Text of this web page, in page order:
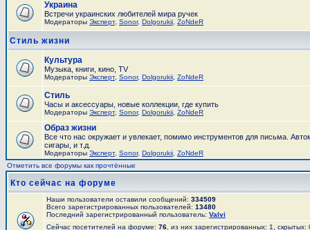
Украина
Встречи украинских любителей мира ручек
Модераторы Эксперт, Sonor, Dolgorukii ZoNdeR
Стиль жизни
Культура
Музыка, книги, кино, TV
Модераторы Эксперт, Sonor, Dolgorukii ZoNdeR
Стиль
Часы и аксесcуары, новые коллекции, где купить
Модераторы Эксперт, Sonor, Dolgorukii ZoNdeR
Образ жизни
Все что нас окружает и увлекает, помимо инструментов для письма.
сигары, и т.д.
Модераторы Эксперт, Sonor, Dolgorukii ZoNdeR
Отметить все форумы как прочтённые
Кто сейчас на форуме
Наши пользователи оставили сообщений: 334509
Всего зарегистрированных пользователей: 13480
Последний зарегистрированный пользователь: Valvi
Сейчас посетителей на форуме: 76 , из них зарегистрированных: 1,